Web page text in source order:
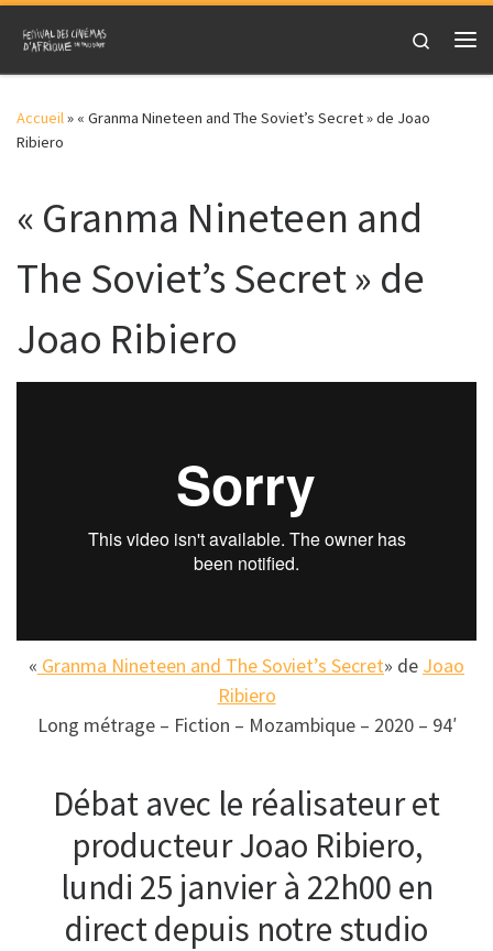
Skip to content
Search
Accueil» « Granma Nineteen and The Soviet’s Secret » de Joao
Ribiero
« Granma Nineteen and
The Soviet’s Secret » de
Joao Ribiero
« Granma Nineteen and The Soviet’s Secret» de Joao
Ribiero
Long métrage – Fiction – Mozambique – 2020 – 94′
Débat avec le réalisateur et
producteur Joao Ribiero,
lundi 25 janvier à 22h00 en
direct depuis notre studio